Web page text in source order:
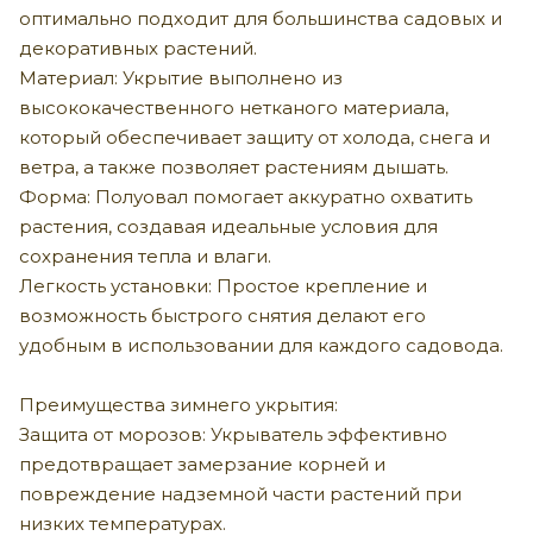
оптимально подходит для большинства садовых и
декоративных растений.
Материал: Укрытие выполнено из
высококачественного нетканого материала,
который обеспечивает защиту от холода, снега и
ветра, а также позволяет растениям дышать.
Форма: Полуовал помогает аккуратно охватить
растения, создавая идеальные условия для
сохранения тепла и влаги.
Легкость установки: Простое крепление и
возможность быстрого снятия делают его
удобным в использовании для каждого садовода.
Преимущества зимнего укрытия:
Защита от морозов: Укрыватель эффективно
предотвращает замерзание корней и
повреждение надземной части растений при
низких температурах.